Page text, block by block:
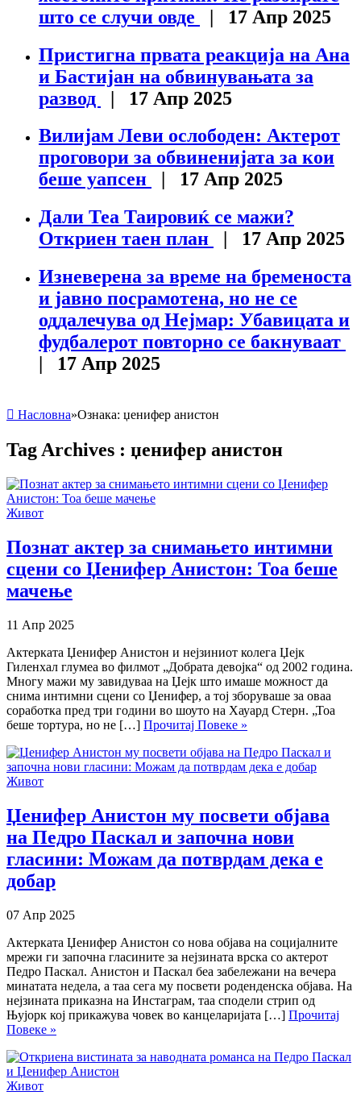
што се случи овде
| 17 Апр 2025
Пристигна првата реакција на Ана
и Бастијан на обвинувањата за
развод
| 17 Апр 2025
Вилијам Леви ослободен: Актерот
проговори за обвиненијата за кои
беше уапсен
| 17 Апр 2025
Дали Теа Таировиќ се мажи?
Откриен таен план
| 17 Апр 2025
Изневерена за време на бременоста
и јавно посрамотена, но не се
оддалечува од Нејмар: Убавицата и
фудбалерот повторно се бакнуваат
| 17 Апр 2025
Насловна»Ознака: џенифер анистон
Tag Archives : џенифер анистон
Живот
Познат актер за снимањето интимни
сцени со Џенифер Анистон: Тоа беше
мачење
11 Апр 2025
Актерката Џенифер Анистон и нејзиниот колега Џејк
Гиленхал глумеа во филмот „Добрата девојка“ од 2002 година.
Многу мажи му завидуваа на Џејк што имаше можност да
снима интимни сцени со Џенифер, а тој зборуваше за оваа
соработка пред три години во шоуто на Хауард Стерн. „Тоа
беше тортура, но не […] Прочитај Повеке »
Живот
Џенифер Анистон му посвети објава
на Педро Паскал и започна нови
гласини: Можам да потврдам дека е
добар
07 Апр 2025
Актерката Џенифер Анистон со нова објава на социјалните
мрежи ги започна гласините за нејзината врска со актерот
Педро Паскал. Анистон и Паскал беа забележани на вечера
минатата недела, а таа сега му посвети роденденска објава. На
нејзината приказна на Инстаграм, таа сподели стрип од
Њујорк кој прикажува човек во канцеларијата […] Прочитај
Повеке »
Живот